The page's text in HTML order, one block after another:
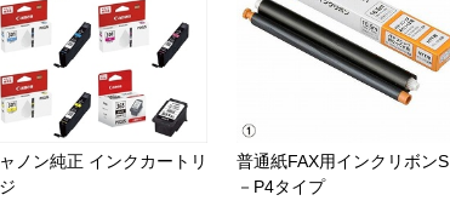
ノン純正 インクカートリ
普通紙FAX用インクリボンS
－P4タイプ